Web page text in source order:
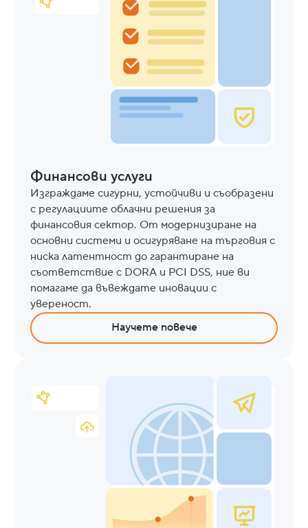
Финансови услуги
Изграждаме сигурни, устойчиви и съобразени
с регулациите облачни решения за
финансовия сектор. От модернизиране на
основни системи и осигуряване на търговия с
ниска латентност до гарантиране на
съответствие с DORA и PCI DSS, ние ви
помагаме да въвеждате иновации с
увереност.
Научете повече